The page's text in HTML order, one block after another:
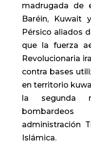
madrugada de
Baréin, Kuwait
Pérsico aliados
que la fuerza
Revolucionaria
contra bases
en territorio
la segunda
administración
Islámica.